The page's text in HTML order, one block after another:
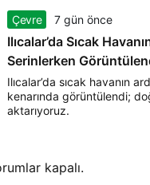
Çevre 7 gün önce
Ilıcalar’da Sıcak
Serinlerken
Ilıcalar’da sıcak havanın
kenarında görüntülendi;
aktarıyoruz.
kapalı.